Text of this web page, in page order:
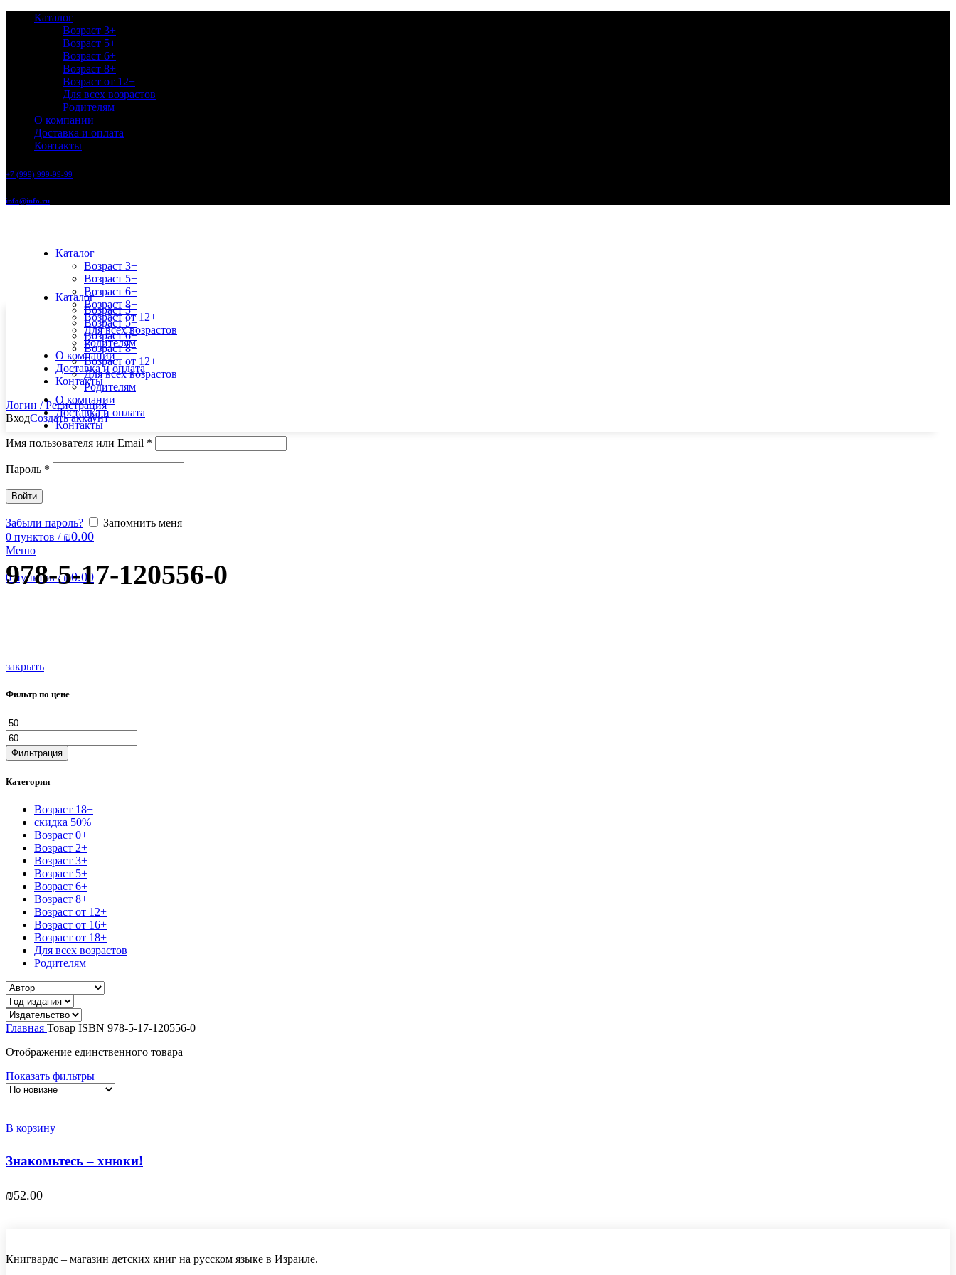
Каталог
Возраст 3+
Возраст 5+
Возраст 6+
Возраст 8+
Возраст от 12+
Для всех возрастов
Родителям
О компании
Доставка и оплата
Контакты
+7 (999) 999-99-99
info@info.ru
Каталог
Возраст 3+
Возраст 5+
Возраст 6+
Возраст 8+
Возраст от 12+
Для всех возрастов
Родителям
О компании
Доставка и оплата
Контакты
Логин / Регистрация
ВходСоздать аккаунт
Имя пользователя или Email *
Пароль *
Войти
Забыли пароль?
Запомнить меня
0 пунктов / ₪0.00
Меню
0пунктов / ₪0.00
Каталог
Возраст 3+
Возраст 5+
Возраст 6+
Возраст 8+
Возраст от 12+
Для всех возрастов
Родителям
О компании
Доставка и оплата
Контакты
978-5-17-120556-0
закрыть
Фильтр по цене
Минимальная
цена
цена
Фильтрация
Категории
Возраст 18+
скидка 50%
Возраст 0+
Возраст 2+
Возраст 3+
Возраст 5+
Возраст 6+
Возраст 8+
Возраст от 12+
Возраст от 16+
Возраст от 18+
Для всех возрастов
Родителям
Главная Товар ISBN 978-5-17-120556-0
Отображение единственного товара
Показать фильтры
В корзину
Знакомьтесь – хнюки!
₪52.00
Книгвардс – магазин детских книг на русском языке в Израиле.